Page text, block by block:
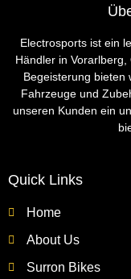
Electrosports ist ein
Händler in
Begeisterung bieten
Fahrzeuge und
unseren Kunden ein
Quick Links
Home
About Us
Surron Bikes